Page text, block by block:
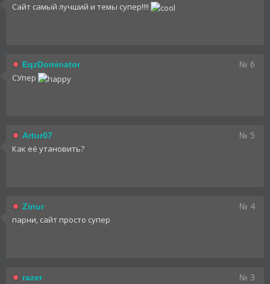
Сайт самый лучший и темы супер!!!!
EqzDominator № 6
СУпер
Artur07 № 5
Как её утановить?
Zinur № 4
парни, сайт просто супер
razer № 3